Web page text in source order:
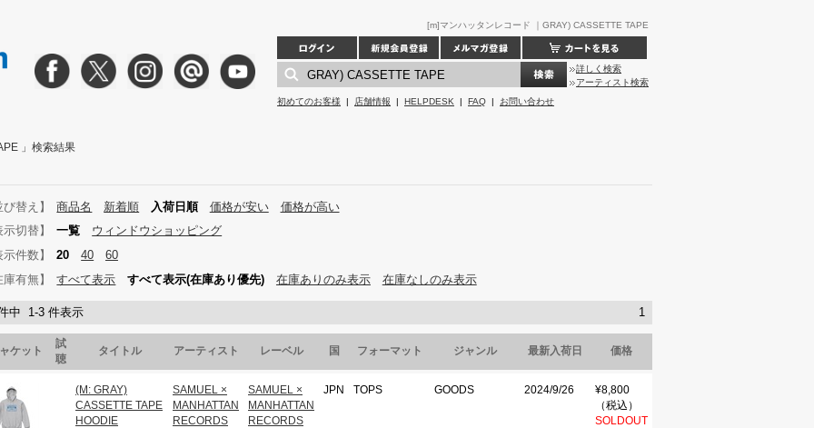
[m]マンハッタンレコード ｜GRAY) CASSETTE TAPE
詳しく検索
アーティスト検索
初めてのお客様 | 店舗情報 | HELPDESK | FAQ | お問い合わせ
」検索結果
替え】 商品名 新着順 入荷日順 価格が安い
価格が高い
切替】
一覧
ウィンドウショッピング
件数】
20 40
60
有無】
すべて表示 すべて表示(在庫あり優先) 在庫ありのみ表示 在庫なしのみ表示
中 1-3 件表示 1
ケット
試
聴
タイトル アーティスト レーベル 国 フォーマット ジャンル 最新入荷日 価格
(M: GRAY)
CASSETTE TAPE
HOODIE
SAMUEL ×
MANHATTAN
RECORDS
SAMUEL ×
MANHATTAN
RECORDS
JPN TOPS GOODS 2024/9/26
¥8,800
（税込）
SOLDOUT